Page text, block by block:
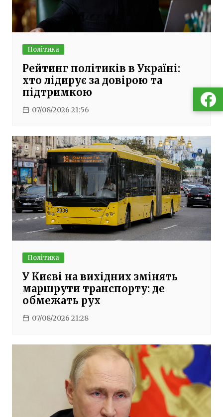
Політика
Рейтинг політиків в Україні:
хто лідирує за довірою та
підтримкою
07/08/2026 21:56
Політика
У Києві на вихідних змінять
маршрути транспорту: де
обмежать рух
07/08/2026 21:28